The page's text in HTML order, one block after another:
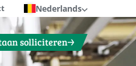
Nederlands
solliciteren